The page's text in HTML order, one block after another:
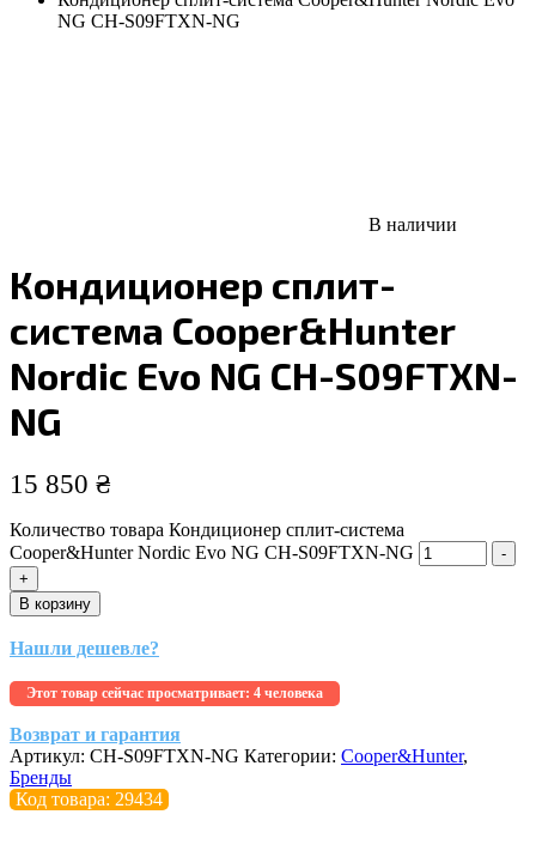
NG CH-S09FTXN-NG
В наличии
Кондиционер сплит-
система Cooper&Hunter
Nordic Evo NG CH-S09FTXN-
NG
15 850 ₴
Количество товара Кондиционер сплит-система
Cooper&Hunter Nordic Evo NG CH-S09FTXN-NG
-
+
В корзину
Нашли дешевле?
Этот товар сейчас просматривает: 4 человека
Возврат и гарантия
Артикул: CH-S09FTXN-NG Категории: Cooper&Hunter,
Бренды
Код товара: 29434